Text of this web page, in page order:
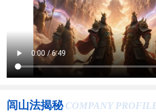
闾山法揭秘 COMPANY